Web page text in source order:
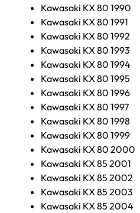
Kawasaki KX 80 1990
Kawasaki KX 80 1991
Kawasaki KX 80 1992
Kawasaki KX 80 1993
Kawasaki KX 80 1994
Kawasaki KX 80 1995
Kawasaki KX 80 1996
Kawasaki KX 80 1997
Kawasaki KX 80 1998
Kawasaki KX 80 1999
Kawasaki KX 80 2000
Kawasaki KX 85 2001
Kawasaki KX 85 2002
Kawasaki KX 85 2003
Kawasaki KX 85 2004